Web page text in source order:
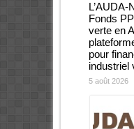
L’AUDA-
Fonds
verte en
pour
industriel
5 août 2026